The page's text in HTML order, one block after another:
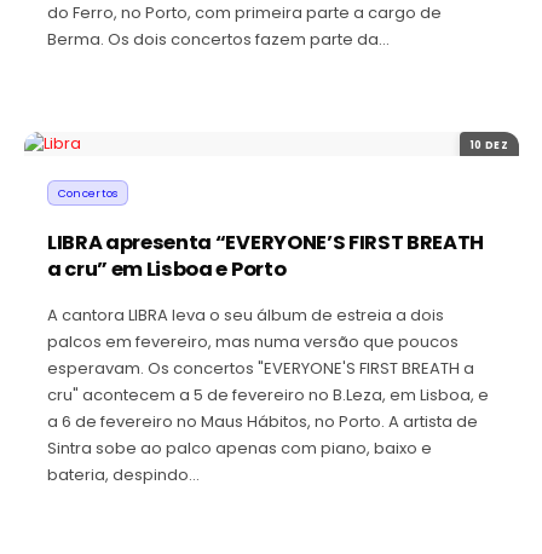
do Ferro, no Porto, com primeira parte a cargo de
Berma. Os dois concertos fazem parte da…
10 DEZ
Concertos
LIBRA apresenta “EVERYONE’S FIRST BREATH
a cru” em Lisboa e Porto
A cantora LIBRA leva o seu álbum de estreia a dois
palcos em fevereiro, mas numa versão que poucos
esperavam. Os concertos "EVERYONE'S FIRST BREATH a
cru" acontecem a 5 de fevereiro no B.Leza, em Lisboa, e
a 6 de fevereiro no Maus Hábitos, no Porto. A artista de
Sintra sobe ao palco apenas com piano, baixo e
bateria, despindo…